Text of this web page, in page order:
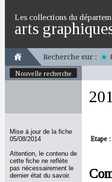
Les collections du
arts
Recherche sur :
Nouvelle recherche
Mise à jour de la fiche
05/08/2014
Attention, le contenu de
cette fiche ne reflète
pas nécessairement le
dernier état du savoir.
Etape :